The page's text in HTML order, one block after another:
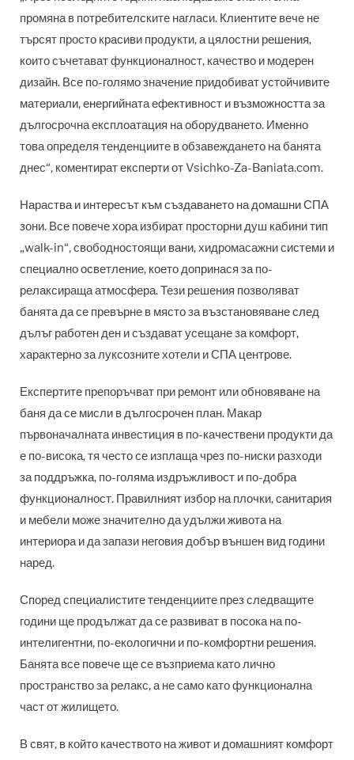
промяна в потребителските нагласи. Клиентите вече не
търсят просто красиви продукти, а цялостни решения,
които съчетават функционалност, качество и модерен
дизайн. Все по-голямо значение придобиват устойчивите
материали, енергийната ефективност и възможността за
дългосрочна експлоатация на оборудването. Именно
това определя тенденциите в обзавеждането на банята
днес“, коментират експерти от Vsichko-Za-Baniata.com.
Нараства и интересът към създаването на домашни СПА
зони. Все повече хора избират просторни душ кабини тип
„walk-in“, свободностоящи вани, хидромасажни системи и
специално осветление, което допринася за по-
релаксираща атмосфера. Тези решения позволяват
банята да се превърне в място за възстановяване след
дълъг работен ден и създават усещане за комфорт,
характерно за луксозните хотели и СПА центрове.
Експертите препоръчват при ремонт или обновяване на
баня да се мисли в дългосрочен план. Макар
първоначалната инвестиция в по-качествени продукти да
е по-висока, тя често се изплаща чрез по-ниски разходи
за поддръжка, по-голяма издръжливост и по-добра
функционалност. Правилният избор на плочки, санитария
и мебели може значително да удължи живота на
интериора и да запази неговия добър външен вид години
наред.
Според специалистите тенденциите през следващите
години ще продължат да се развиват в посока на по-
интелигентни, по-екологични и по-комфортни решения.
Банята все повече ще се възприема като лично
пространство за релакс, а не само като функционална
част от жилището.
В свят, в който качеството на живот и домашният комфорт